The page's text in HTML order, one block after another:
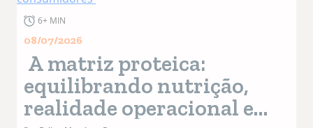
6+ MIN
08/07/2026
A matriz proteica:
equilibrando nutrição,
realidade operacional e